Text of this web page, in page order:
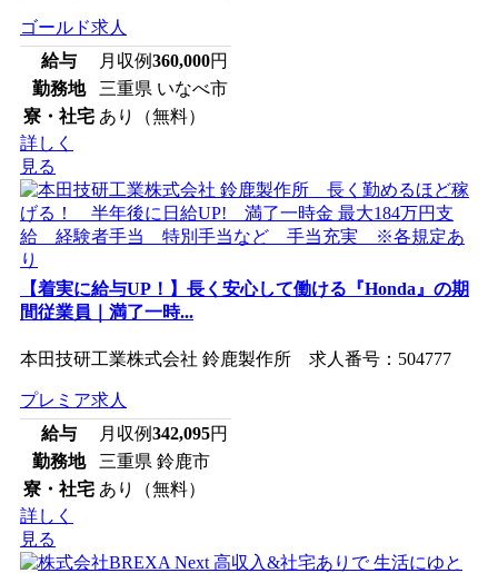
ゴールド求人
給与
月収例360,000円
勤務地
三重県 いなべ市
寮・社宅 あり（無料）
詳しく
見る
【着実に給与UP！】長く安心して働ける『Honda』の期
間従業員｜満了一時...
本田技研工業株式会社 鈴鹿製作所 求人番号：504777
プレミア求人
給与
月収例342,095円
勤務地
三重県 鈴鹿市
寮・社宅 あり（無料）
詳しく
見る